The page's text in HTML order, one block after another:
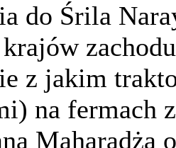
do Śrila
z jakim
na fermach
Maharadża